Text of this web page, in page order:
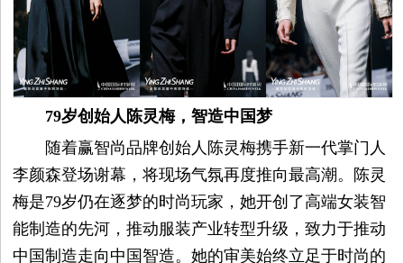
79岁创始人陈灵梅，智造中国梦
随着赢智尚品牌创始人陈灵梅携手新一代掌门人
李颜森登场谢幕，将现场气氛再度推向最高潮。陈灵
梅是79岁仍在逐梦的时尚玩家，她开创了高端女装智
能制造的先河，推动服装产业转型升级，致力于推动
中国制造走向中国智造。她的审美始终立足于时尚的